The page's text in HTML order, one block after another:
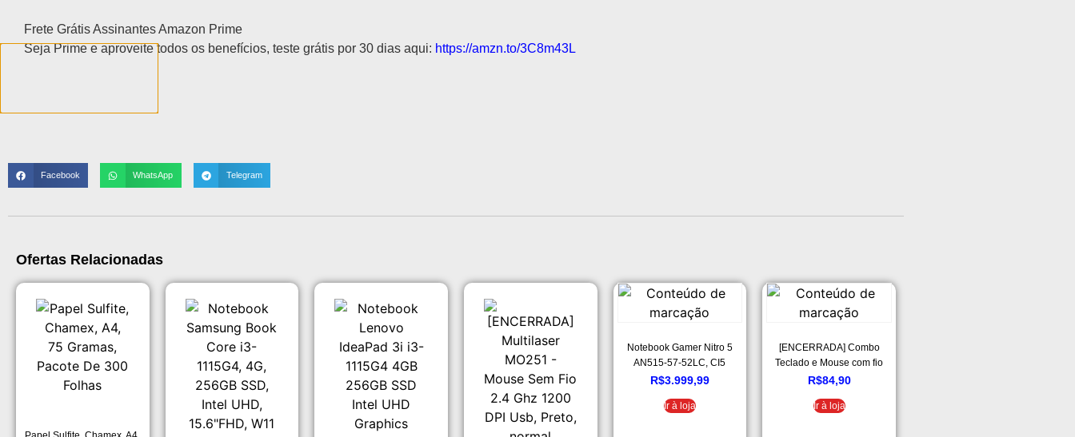
Frete Grátis Assinantes Amazon Prime
Seja Prime e aproveite todos os benefícios, teste grátis por 30 dias aqui: https://amzn.to/3C8m43L
Facebook WhatsApp Telegram
Ofertas Relacionadas
Notebook Gamer Nitro 5
AN515-57-52LC, CI5
11400H, 8GB, 512GB SDD,
Windows11. 15,6” LED FHD
R$3.999,99
Ir à loja
[ENCERRADA] Combo
Teclado e Mouse com fio
USB Logitech MK120 com
e Resistente à Respingos e
R$84,90
Ir à loja